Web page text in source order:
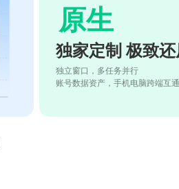
原生
独家定制 极致
独立窗口，多任务并行
账号数据资产，手机电脑跨端互通